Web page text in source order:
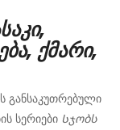
ქმარი,
განსაკუთრებული
სერიები Სჯობს